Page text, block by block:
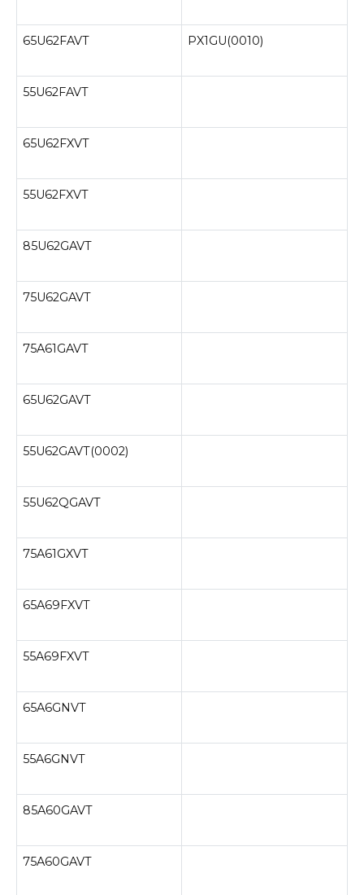
65U62FAVT PX1GU(0010)
55U62FAVT
65U62FXVT
55U62FXVT
85U62GAVT
75U62GAVT
75A61GAVT
65U62GAVT
55U62GAVT(0002)
55U62QGAVT
75A61GXVT
65A69FXVT
55A69FXVT
65A6GNVT
55A6GNVT
85A60GAVT
75A60GAVT